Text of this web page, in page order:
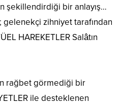
şekillendirdiği bir anlayış…
gelenekçi zihniyet tarafından
HAREKETLER Salâtın
rağbet görmediği bir
ile desteklenen